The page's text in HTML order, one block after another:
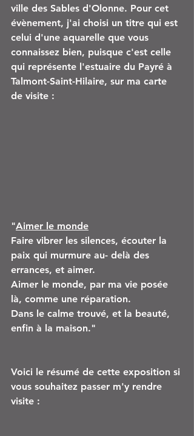
ville des Sables d'Olonne. Pour cet
évènement, j'ai choisi un titre qui est
celui d'une aquarelle que vous
connaissez bien, puisque c'est celle
qui représente l'estuaire du Payré à
Talmont-Saint-Hilaire, sur ma carte
de visite :
"Aimer le monde
Faire vibrer les silences, écouter la
paix qui murmure au- delà des
errances, et aimer.
Aimer le monde, par ma vie posée
là, comme une réparation.
Dans le calme trouvé, et la beauté,
enfin à la maison."
Voici le résumé de cette exposition si
vous souhaitez passer m'y rendre
visite :